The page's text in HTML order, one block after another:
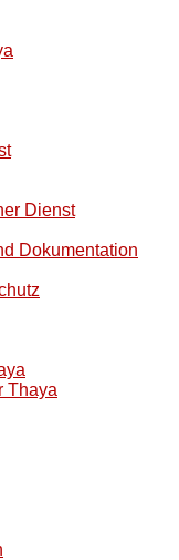
Dienst
Dokumentation
Thaya